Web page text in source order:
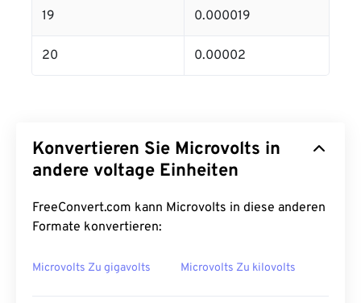
19 0.000019
20 0.00002
Konvertieren Sie Microvolts in
andere voltage Einheiten
FreeConvert.com kann Microvolts in diese anderen
Formate konvertieren:
Microvolts Zu gigavolts Microvolts Zu kilovolts